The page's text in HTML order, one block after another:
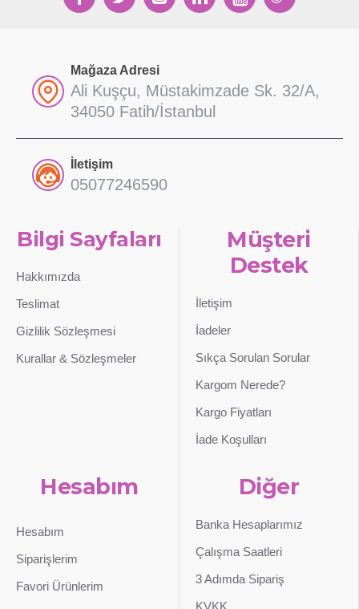
Mağaza Adresi
Ali Kuşçu, Müstakimzade Sk. 32/A,
34050 Fatih/İstanbul
İletişim
05077246590
Bilgi Sayfaları
Hakkımızda
Teslimat
Gizlilik Sözleşmesi
Kurallar & Sözleşmeler
Müşteri
Destek
İletişim
İadeler
Sıkça Sorulan Sorular
Kargom Nerede?
Kargo Fiyatları
İade Koşulları
Hesabım
Hesabım
Siparişlerim
Favori Ürünlerim
Diğer
Banka Hesaplarımız
Çalışma Saatleri
3 Adımda Sipariş
KVKK